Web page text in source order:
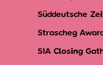
Süddeutsche
Strascheg
SIA Closing